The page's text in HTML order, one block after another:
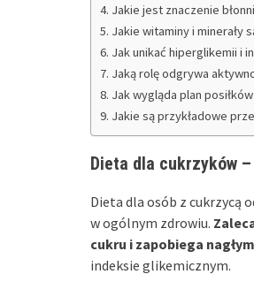
Jakie jest znaczenie
Jakie witaminy i minerały
Jak unikać hiperglikemii i
Jaką rolę odgrywa
Jak wygląda plan
Jakie są przykładowe
Dieta dla cukrzyków
Dieta dla osób z cukrzycą
w ogólnym zdrowiu.
cukru i zapobiega
indeksie glikemicznym.